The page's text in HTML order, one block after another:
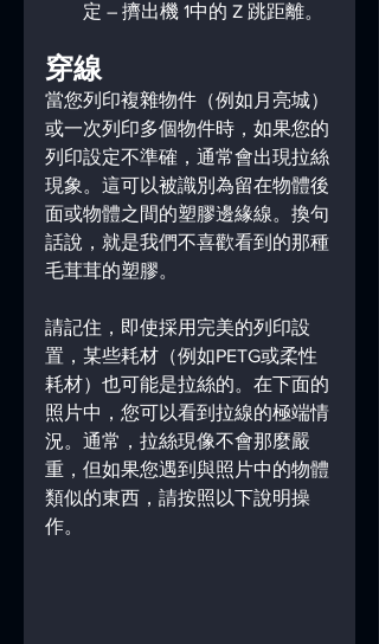
定 – 擠出機 1中的 Z 跳距離。
穿線
當您列印複雜物件（例如月亮城）
或一次列印多個物件時，如果您的
列印設定不準確，通常會出現拉絲
現象。這可以被識別為留在物體後
面或物體之間的塑膠邊緣線。換句
話說，就是我們不喜歡看到的那種
毛茸茸的塑膠。
請記住，即使採用完美的列印設
置，某些耗材（例如PETG或柔性
耗材）也可能是拉絲的。在下面的
照片中，您可以看到拉線的極端情
況。通常，拉絲現像不會那麼嚴
重，但如果您遇到與照片中的物體
類似的東西，請按照以下說明操
作。